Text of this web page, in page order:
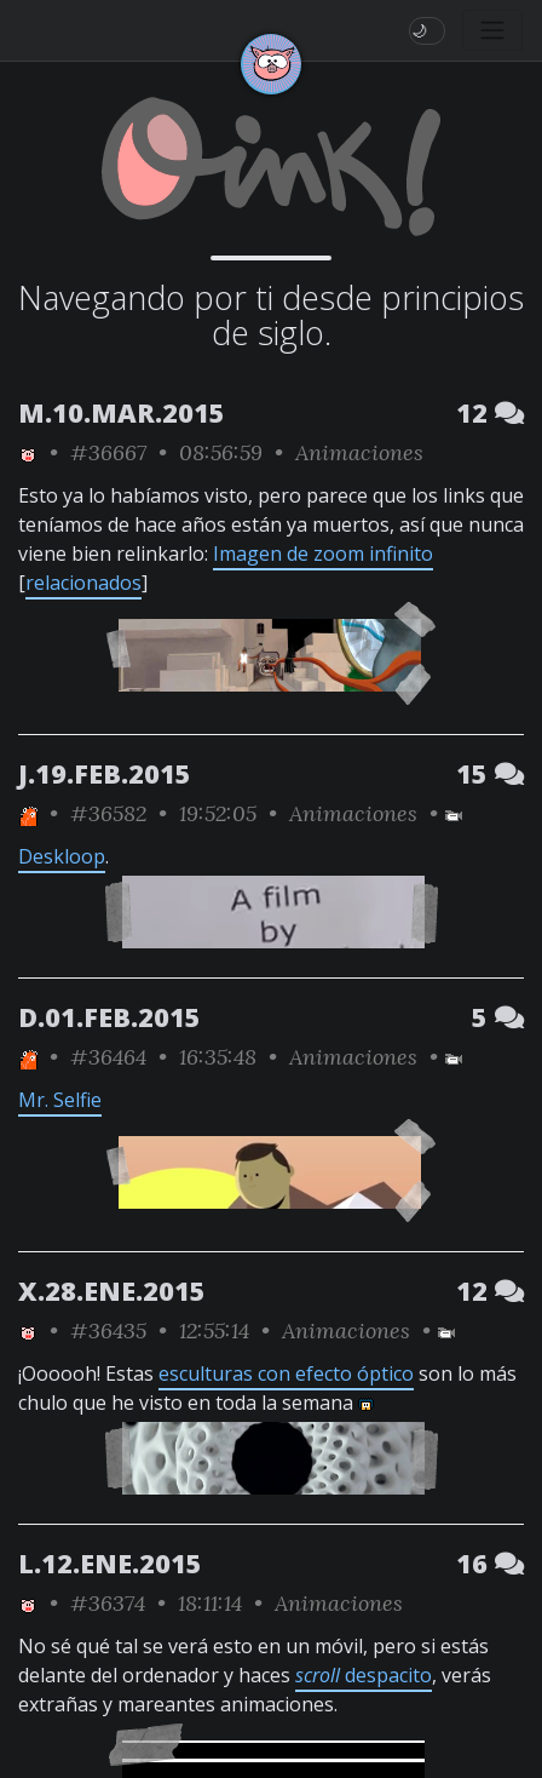
🌙
Navegando por ti desde principios
de siglo.
M.10.MAR.2015 12
• #36667 • 08:56:59 • Animaciones
Esto ya lo habíamos visto, pero parece que los links que
teníamos de hace años están ya muertos, así que nunca
viene bien relinkarlo: Imagen de zoom infinito
[relacionados]
J.19.FEB.2015 15
• #36582 • 19:52:05 • Animaciones •
Deskloop.
D.01.FEB.2015 5
• #36464 • 16:35:48 • Animaciones •
Mr. Selfie
X.28.ENE.2015 12
• #36435 • 12:55:14 • Animaciones •
¡Oooooh! Estas esculturas con efecto óptico son lo más
chulo que he visto en toda la semana
L.12.ENE.2015 16
• #36374 • 18:11:14 • Animaciones
No sé qué tal se verá esto en un móvil, pero si estás
delante del ordenador y haces scrolldespacito, verás
extrañas y mareantes animaciones.